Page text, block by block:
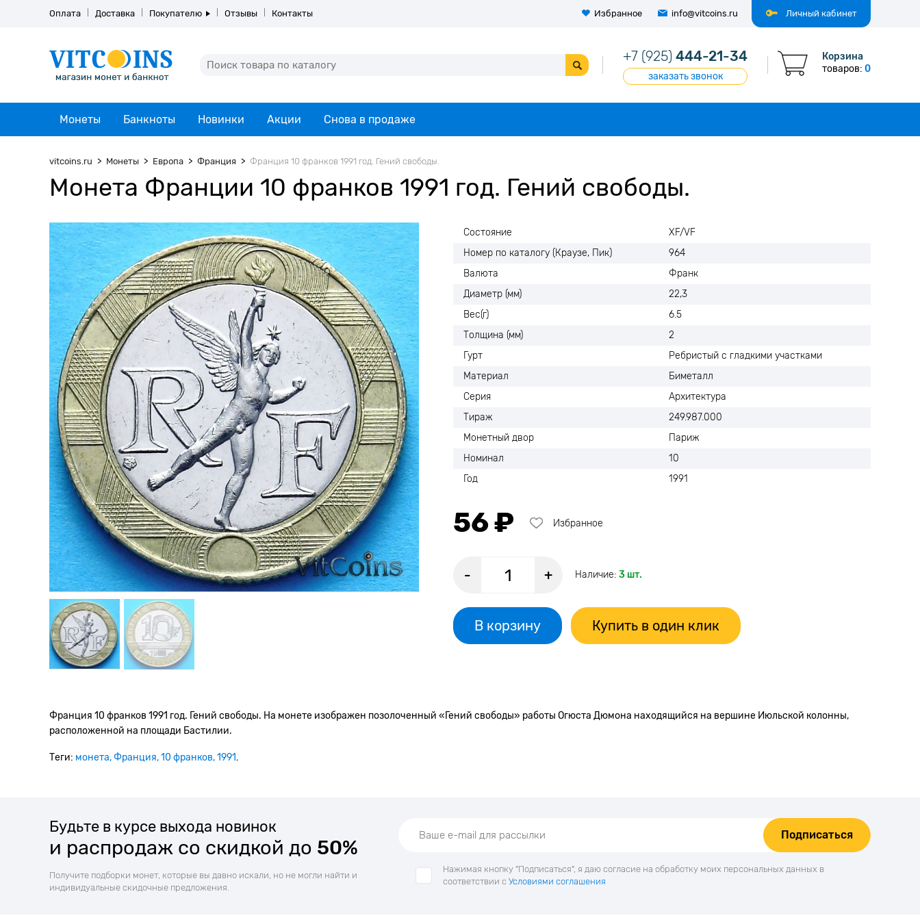
Личный кабинет
Оплата Доставка Покупателю Отзывы Контакты Избранное info@vitcoins.ru
+7 (925) 444-21-34
заказать звонок
Корзина
товаров: 0
Монеты Банкноты Новинки Акции Снова в продаже
vitcoins.ru Монеты Европа Франция Франция 10 франков 1991 год. Гений свободы.
Монета Франции 10 франков 1991 год. Гений свободы.
Состояние
XF/VF
Номер по каталогу (Краузе, Пик)
964
Валюта
Франк
Диаметр (мм)
22,3
Вес(г)
6.5
Толщина (мм)
2
Гурт
Ребристый с гладкими участками
Материал
Биметалл
Серия
Архитектура
Тираж
249.987.000
Монетный двор
Париж
Номинал
10
Год
1991
56 ₽ Избранное
- + Наличие: 3 шт.
В корзину Купить в один клик
Франция 10 франков 1991 год. Гений свободы. На монете изображен позолоченный «Гений свободы» работы Огюста Дюмона находящийся на вершине Июльской колонны,
расположенной на площади Бастилии.
Теги: монета Франция 10 франков 1991
Будьте в курсе выхода новинок
и распродаж со скидкой до 50%
Получите подборки монет, которые вы давно искали, но не могли найти и
индивидуальные скидочные предложения.
Подписаться
Нажимая кнопку "Подписаться", я даю согласие на обработку моих персональных данных в
соответствии с Условиями соглашения